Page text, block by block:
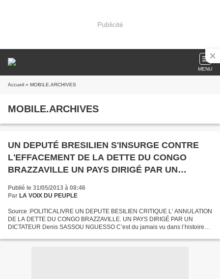
Publicité
MENU
Accueil » MOBILE.ARCHIVES
MOBILE.ARCHIVES
UN DEPUTÉ BRESILIEN S'INSURGE CONTRE
L'EFFACEMENT DE LA DETTE DU CONGO
BRAZZAVILLE UN PAYS DIRIGÉ PAR UN
DICTATEUR
Publié le 31/05/2013 à 08:46
Par LA VOIX DU PEUPLE
Source :POLITICALIVRE UN DEPUTE BESILIEN CRITIQUE L' ANNULATION
DE LA DETTE DU CONGO BRAZZAVILLE. UN PAYS DIRIGÉ PAR UN
DICTATEUR Denis SASSOU NGUESSO C’est du jamais vu dans l’histoire